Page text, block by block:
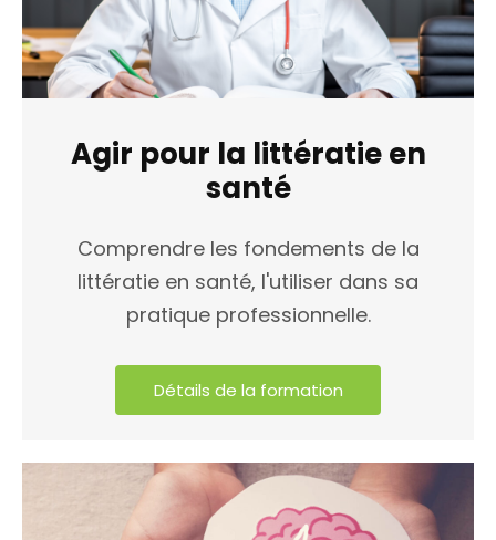
Agir pour la littératie en
santé
Comprendre les fondements de la
littératie en santé, l'utiliser dans sa
pratique professionnelle.
Détails de la formation